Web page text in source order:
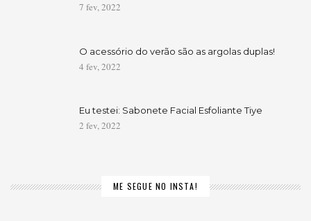
7 fev, 2022
O acessório do verão são as argolas duplas!
4 fev, 2022
Eu testei: Sabonete Facial Esfoliante Tiye
2 fev, 2022
ME SEGUE NO INSTA!